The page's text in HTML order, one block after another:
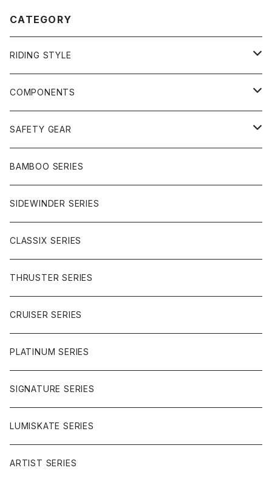
CATEGORY
RIDING STYLE
FREERIDE
SURF
CARVING
CRUISER
PARK
COMPONENTS
GULLWING TRUCKS
CHARGER
REVERSE SINGLE
WHEELS
NINEBALLS
RACE FORMULA
HARDWARE
SAFETY GEAR
GLOVES
BAMBOO SERIES
SIDEWINDER SERIES
CLASSIX SERIES
THRUSTER SERIES
CRUISER SERIES
PLATINUM SERIES
SIGNATURE SERIES
LUMISKATE SERIES
ARTIST SERIES